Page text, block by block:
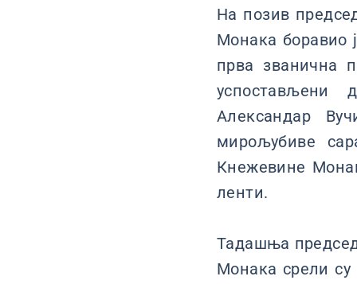
На позив
Монака боравио
прва званична
успостављени
Александар
мирољубиве
Кнежевине
ленти.
Тадашња
Монака срели су